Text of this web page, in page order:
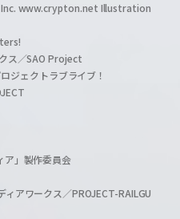
www.crypton.net Illustration
ス／SAO Project
ェクトラブライブ！
ア」製作委員会
アワークス／PROJECT-RAILGU